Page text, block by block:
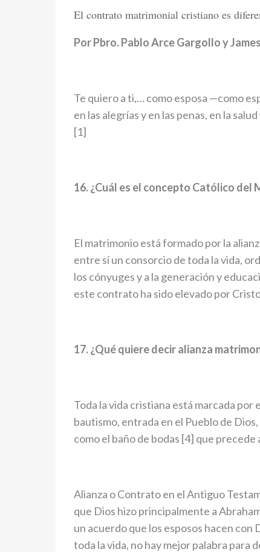
El contrato matrimonial cristiano es
Por Pbro. Pablo Arce Gargollo y
Te quiero a ti,… como esposa —como
en las alegrías y en las penas, en la
[1]
16. ¿Cuál es el concepto Católico del
El matrimonio está formado por la
entre sí un consorcio de toda la vida,
los cónyuges y a la generación y
este contrato ha sido elevado por
17. ¿Qué quiere decir alianza
Toda la vida cristiana está marcada por
bautismo, entrada en el Pueblo de
como el baño de bodas [4] que
Alianza o Contrato en el Antiguo
que Dios hizo principalmente a
un acuerdo que los esposos hacen
toda la vida, no hay mejor palabra para